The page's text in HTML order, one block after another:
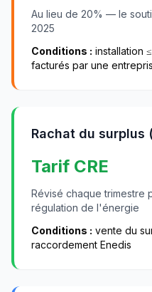
Au lieu de 20% — le
2025
Conditions : installation ≤
facturés par une
Rachat du surplus
Tarif CRE
Révisé chaque trimestre
régulation de l'énergie
Conditions : vente du
raccordement Enedis